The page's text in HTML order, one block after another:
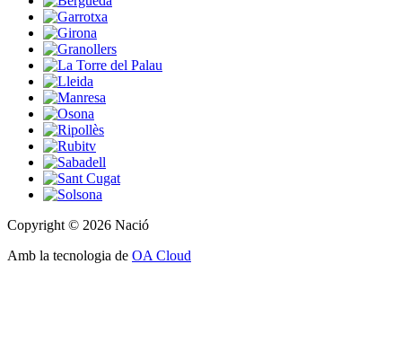
Copyright © 2026 Nació
Amb la tecnologia de OA Cloud